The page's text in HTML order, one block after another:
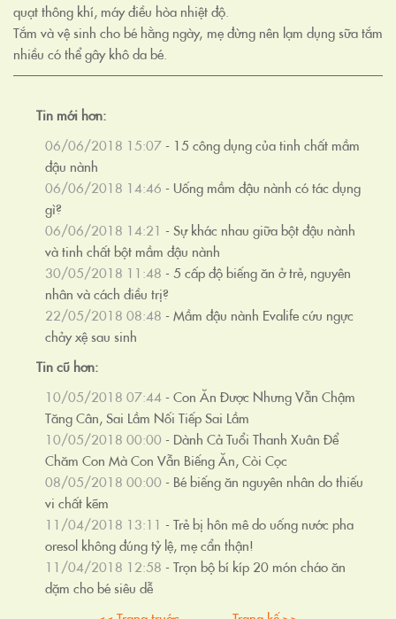
quạt thông khí, máy điều hòa nhiệt độ.
Tắm và vệ sinh cho bé hằng ngày, mẹ đừng nên lạm dụng sữa tắm
nhiều có thể gây khô da bé.
Tin mới hơn:
06/06/2018 15:07 -
15 công dụng của tinh chất mầm
đậu nành
06/06/2018 14:46 - Uống mầm đậu nành có tác dụng
gì?
06/06/2018 14:21
- Sự khác nhau giữa bột đậu nành
và tinh chất bột mầm đậu nành
30/05/2018 11:48 - 5 cấp độ biếng ăn ở trẻ, nguyên
nhân và cách điều trị?
22/05/2018 08:48 - Mầm đậu nành Evalife cứu ngực
chảy xệ sau sinh
Tin cũ hơn:
10/05/2018 07:44- Con Ăn Được Nhưng Vẫn Chậm
Tăng Cân, Sai Lầm Nối Tiếp Sai Lầm
10/05/2018 00:00- Dành Cả Tuổi Thanh Xuân Để
Chăm Con Mà Con Vẫn Biếng Ăn, Còi Cọc
08/05/2018 00:00- Bé biếng ăn nguyên nhân do thiếu
vi chất kẽm
11/04/2018 13:11
-
Trẻ bị hôn mê do uống nước pha
oresol không đúng tỷ lệ, mẹ cẩn thận!
11/04/2018 12:58 -
Trọn bộ bí kíp 20 món cháo ăn
dặm cho bé siêu dễ